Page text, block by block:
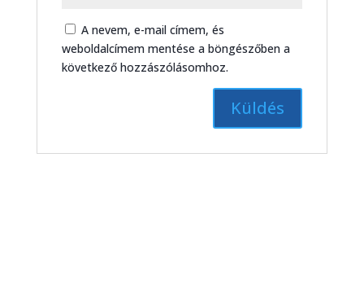
A nevem, e-mail címem, és
weboldalcímem mentése a böngészőben a
következő hozzászólásomhoz.